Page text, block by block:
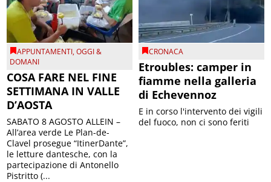
APPUNTAMENTI,OGGI &
DOMANI
COSA FARE NEL FINE
SETTIMANA IN VALLE
D’AOSTA
SABATO 8 AGOSTO ALLEIN –
All’area verde Le Plan-de-
Clavel prosegue “ItinerDante”,
le letture dantesche, con la
partecipazione di Antonello
Pistritto (...
CRONACA
Etroubles: camper in
fiamme nella galleria
di Echevennoz
E in corso l'intervento dei vigili
del fuoco, non ci sono feriti